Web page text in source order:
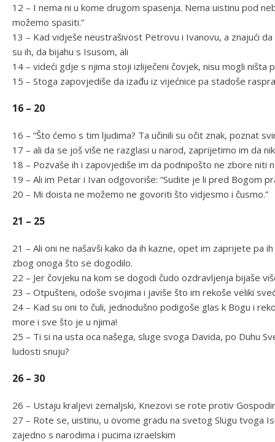
12 – I nema ni u kome drugom spasenja. Nema uistinu pod
možemo spasiti.”
13 – Kad vidješe neustrašivost Petrovu i Ivanovu, a znajući
su ih, da bijahu s Isusom, ali
14 – videći gdje s njima stoji izliječeni čovjek, nisu mogli ništa
15 – Stoga zapovjediše da izađu iz vijećnice pa stadoše
16 – 20
16 – “Što ćemo s tim ljudima? Ta učinili su očit znak, poznat
17 – ali da se još više ne razglasi u narod, zaprijetimo im da
18 – Pozvaše ih i zapovjediše im da podnipošto ne zbore niti
19 – Ali im Petar i Ivan odgovoriše: “Sudite je li pred Bogom
20 – Mi doista ne možemo ne govoriti što vidjesmo i čusmo.”
21 – 25
21 – Ali oni ne našavši kako da ih kazne, opet im zaprijete pa
zbog onoga što se dogodilo.
22 – Jer čovjeku na kom se dogodi čudo ozdravljenja bijaše
23 – Otpušteni, odoše svojima i javiše što im rekoše veliki
24 – Kad su oni to čuli, jednodušno podigoše glas k Bogu i
more i sve što je u njima!
25 – Ti si na usta oca našega, sluge svoga Davida, po Duhu
ludosti snuju?
26 – 30
26 – Ustaju kraljevi zemaljski, Knezovi se rote protiv
27 – Rote se, uistinu, u ovome gradu na svetog Slugu tvoga
zajedno s narodima i pucima izraelskim